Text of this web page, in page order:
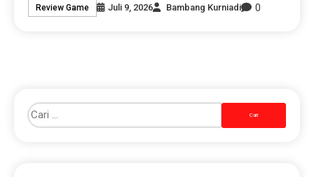
Review Game Juli 9, 2026 Bambang Kurniadi 0